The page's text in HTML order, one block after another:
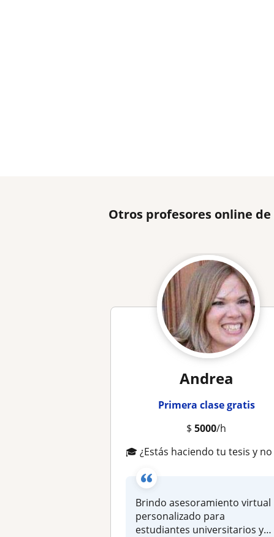
Otros profesores online
Andrea
Primera clase gratis
$5000/h
🎓 ¿Estás haciendo tu tesis y no sabés por dónde empezar?
Brindo asesoramiento virtual
personalizado para
estudiantes universitarios y